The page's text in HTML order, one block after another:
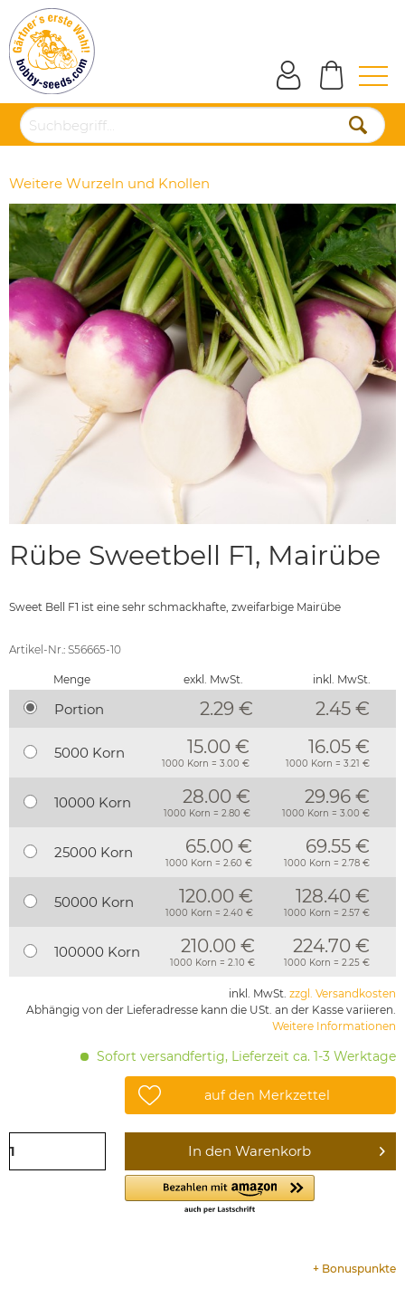
Weitere Wurzeln und Knollen
Rübe Sweetbell F1, Mairübe
Sweet Bell F1 ist eine sehr schmackhafte, zweifarbige Mairübe
Artikel-Nr.: S56665-10
Menge exkl. MwSt. inkl. MwSt.
Portion 2.29 € 2.45 €
5000 Korn 15.00 €
1000 Korn = 3.00 €
16.05 €
1000 Korn = 3.21 €
10000 Korn 28.00 €
1000 Korn = 2.80 €
29.96 €
1000 Korn = 3.00 €
25000 Korn 65.00 €
1000 Korn = 2.60 €
69.55 €
1000 Korn = 2.78 €
50000 Korn 120.00 €
1000 Korn = 2.40 €
128.40 €
1000 Korn = 2.57 €
100000 Korn 210.00 €
1000 Korn = 2.10 €
224.70 €
1000 Korn = 2.25 €
inkl. MwSt. zzgl. Versandkosten
Abhängig von der Lieferadresse kann die USt. an der Kasse variieren.
Weitere Informationen
Sofort versandfertig, Lieferzeit ca. 1-3 Werktage
auf den Merkzettel
In den Warenkorb
+ Bonuspunkte